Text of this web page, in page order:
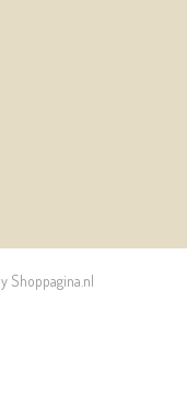
Shoppagina.nl